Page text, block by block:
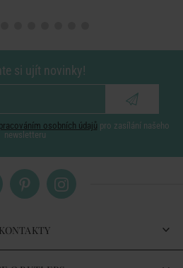
si ujít novinky!
osobních údajů pro zasílání našeho
newsletteru
KONTAKTY